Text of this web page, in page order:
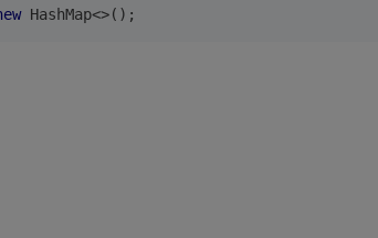
HashMap<>();